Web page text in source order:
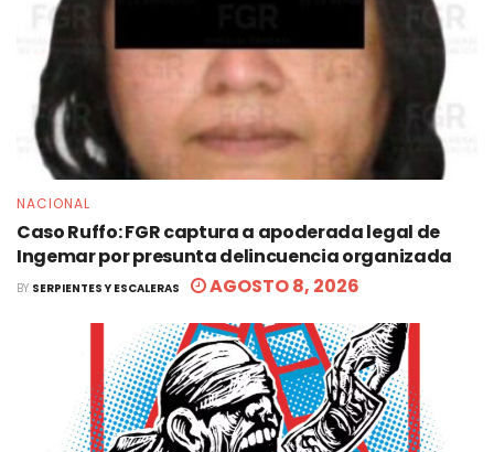
NACIONAL
Caso Ruffo: FGR captura a apoderada legal de
Ingemar por presunta delincuencia organizada
BY SERPIENTES Y ESCALERAS AGOSTO 8, 2026